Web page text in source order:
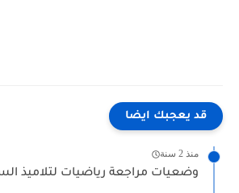
قد يعجبك ايضا
منذ 2 سنة
وضعيات مراجعة رياضيات لتلاميذ